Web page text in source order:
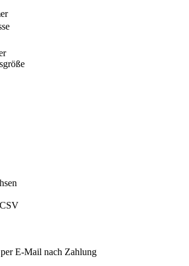
E-Mail nach Zahlung